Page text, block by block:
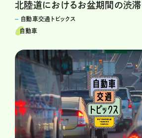
北陸道におけるお盆期間の渋滞
自動車交通トピックス
自動車